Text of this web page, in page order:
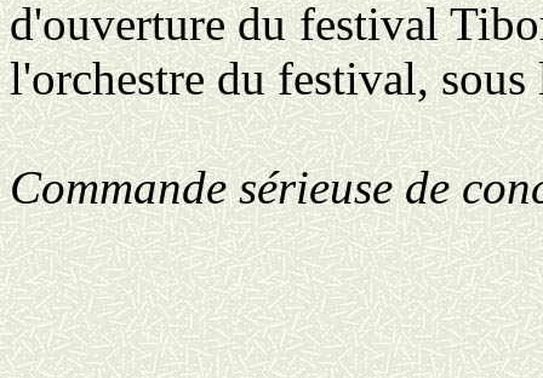
d'ouverture du festival
l'orchestre du festival,
Commande sérieuse de